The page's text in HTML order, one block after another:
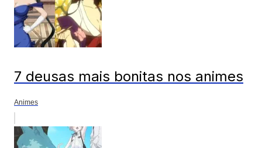
7 deusas mais bonitas nos animes
Animes